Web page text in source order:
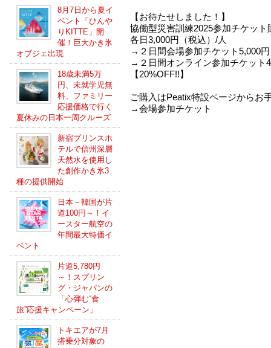
8月7日から夏イ
ベント「ひんや
りKITTE」開
催！巨大かき氷
オブジェ出現
18歳未満5万
円、未就学児無
料、ファミリー
応援価格で行く
夏休みの日本一周クルーズ
新宿プリンスホ
テルで信州深層
天然水を使用し
た創作かき氷3
種の提供開始
日本－韓国が片
道100円～！イ
ースター航空の
年間最大特価イ
ベント
片道5,780円
～！スプリン
グ・ジャパンの
「心弾む“食
旅”応援キャンペーン」
トキエアが7月
搭乗分対象の
【お待たせしました！】
協働型災害訓練2025参加チケット
各日3,000円（税込）/人
→２日間会場参加チケット5,000
→２日間オンライン参加チケット
【20%OFF!!】
ご購入はPeatix特設ページからお
→会場参加チケット